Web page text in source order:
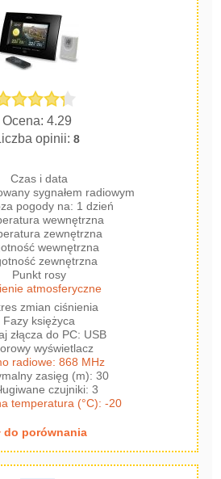
Ocena: 4.29
opinii:8
Czas i data
sygnałem radiowym
pogody na: 1 dzień
wewnętrzna
zewnętrzna
wewnętrzna
zewnętrzna
Punkt rosy
atmosferyczne
zmian ciśnienia
Fazy księżyca
złącza do PC: USB
wyświetlacz
radiowe: 868 MHz
zasięg (m): 30
czujniki: 3
temperatura (°C): -20
do porównania